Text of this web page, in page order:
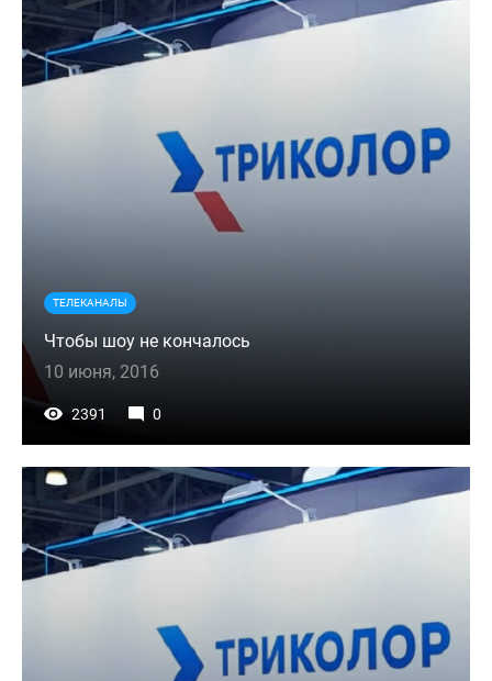
ТЕЛЕКАНАЛЫ
Чтобы шоу не кончалось
10 июня, 2016
2391 0